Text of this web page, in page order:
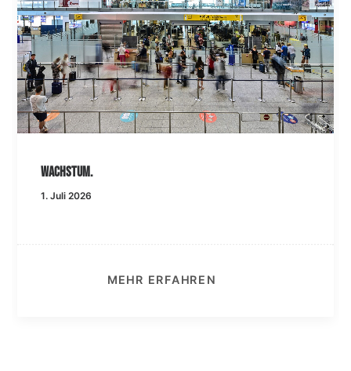
Wachstum.
1. Juli 2026
MEHR ERFAHREN